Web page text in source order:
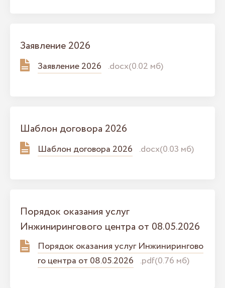
Заявление 2026
Заявление 2026 .docx(0.02 мб)
Шаблон договора 2026
Шаблон договора 2026 .docx(0.03 мб)
Порядок оказания услуг
Инжинирингового центра от 08.05.2026
Порядок оказания услуг Инжинирингово
го центра от 08.05.2026 .pdf(0.76 мб)